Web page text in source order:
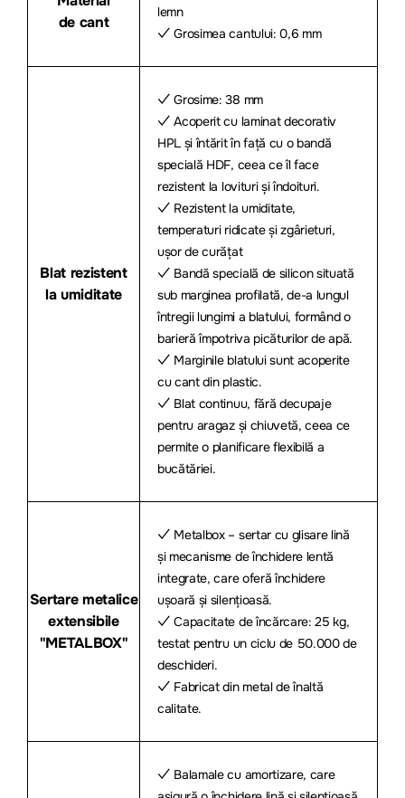
de cant
lemn
✓ Grosimea cantului: 0,6 mm
Blat rezistent
la umiditate
✓ Grosime: 38 mm
✓ Acoperit cu laminat decorativ
HPL și întărit în față cu o bandă
specială HDF, ceea ce îl face
rezistent la lovituri și îndoituri.
✓ Rezistent la umiditate,
temperaturi ridicate și zgârieturi,
ușor de curățat
✓ Bandă specială de silicon situată
sub marginea profilată, de-a lungul
întregii lungimi a blatului, formând o
barieră împotriva picăturilor de apă.
✓ Marginile blatului sunt acoperite
cu cant din plastic.
✓ Blat continuu, fără decupaje
pentru aragaz și chiuvetă, ceea ce
permite o planificare flexibilă a
bucătăriei.
Sertare metalice
extensibile
"METALBOX"
✓ Metalbox – sertar cu glisare lină
și mecanisme de închidere lentă
integrate, care oferă închidere
ușoară și silențioasă.
✓ Capacitate de încărcare: 25 kg,
testat pentru un ciclu de 50.000 de
deschideri.
✓ Fabricat din metal de înaltă
calitate.
✓ Balamale cu amortizare, care